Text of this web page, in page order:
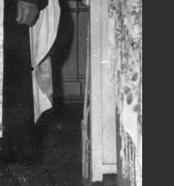
Святых в г. Архангельск
который находится на Обводном
несколько затруднителен, но по данным
Аверкиевой, храм был воздвигнут в
в Архангельских Епархиальных
постоянно доходных билетов
Шингаревой (урожденной
В лихую годину гонений на веру храм Всех
В 1927 году храм был закрыт и превращен в
храма был расположен пересыльный
Солженицына "Архипелаг ГУЛАГ". В ней
годы. Под тяжестью людей оборвались
они были поспешно на кладбище
свидетельствуют очевидцы, были снесены
окна, обрезана проводка, повреждена
прихожан, с благословения епископа